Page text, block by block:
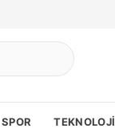
SPOR TEKNOLOJI